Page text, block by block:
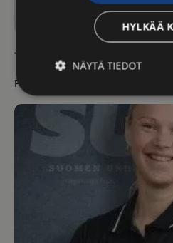
Terhi Antikainen
Perustaja, hallituksen jäsen
HYLKÄÄ
NÄYTÄ TIEDOT
Ehdottomasti
välttämättömät
Kohdentavat